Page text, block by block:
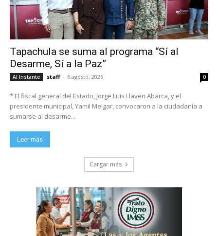
Tapachula se suma al programa “Sí al
Desarme, Sí a la Paz”
Al Instante staff - 6 agosto, 2026 0
* El fiscal general del Estado, Jorge Luis Llaven Abarca, y el
presidente municipal, Yamil Melgar, convocaron a la ciudadanía a
sumarse al desarme...
Leer más
Cargar más